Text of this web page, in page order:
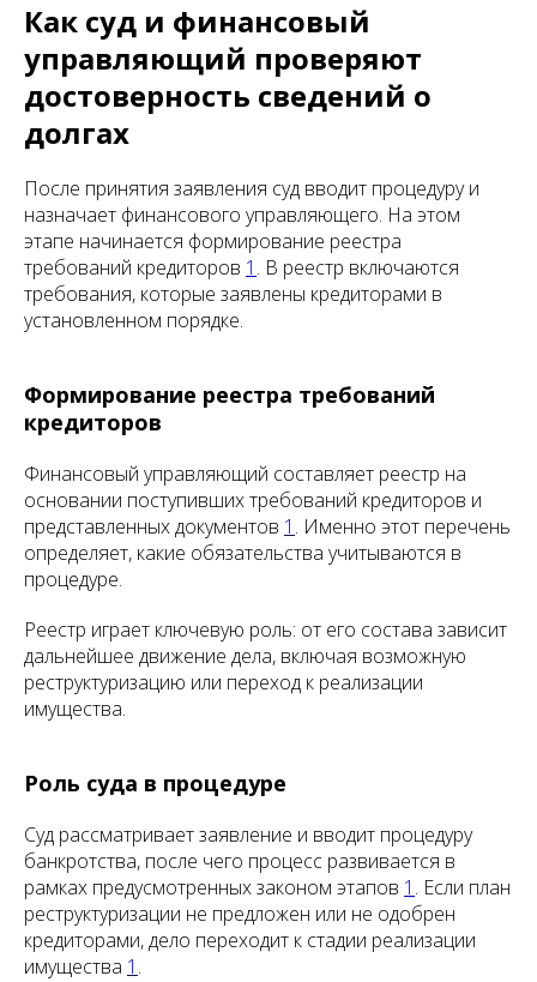
Как суд и финансовый
управляющий проверяют
достоверность сведений о
долгах
После принятия заявления суд вводит процедуру и
назначает финансового управляющего. На этом
этапе начинается формирование реестра
требований кредиторов 1 . В реестр включаются
требования, которые заявлены кредиторами в
установленном порядке.
Формирование реестра требований
кредиторов
Финансовый управляющий составляет реестр на
основании поступивших требований кредиторов и
представленных документов 1 . Именно этот перечень
определяет, какие обязательства учитываются в
процедуре.
Реестр играет ключевую роль: от его состава зависит
дальнейшее движение дела, включая возможную
реструктуризацию или переход к реализации
имущества.
Роль суда в процедуре
Суд рассматривает заявление и вводит процедуру
банкротства, после чего процесс развивается в
рамках предусмотренных законом этапов 1 . Если план
реструктуризации не предложен или не одобрен
кредиторами, дело переходит к стадии реализации
имущества 1 .